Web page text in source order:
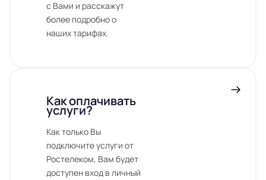
с Вами и расскажут
более подробно о
наших тарифах.
Как оплачивать
услуги?
Как только Вы
подключите услуги от
Ростелеком, Вам будет
доступен вход в личный